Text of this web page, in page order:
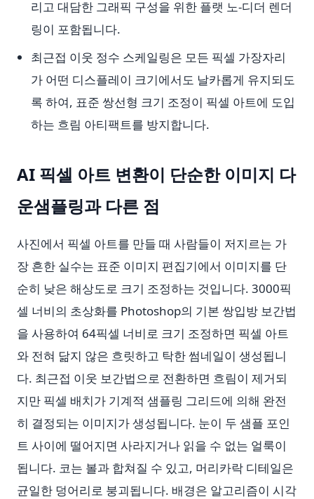
리고 대담한 그래픽 구성을 위한 플랫 노-디더 렌더
링이 포함됩니다.
최근접 이웃 정수 스케일링은 모든 픽셀 가장자리
가 어떤 디스플레이 크기에서도 날카롭게 유지되도
록 하여, 표준 쌍선형 크기 조정이 픽셀 아트에 도입
하는 흐림 아티팩트를 방지합니다.
AI 픽셀 아트 변환이 단순한 이미지 다
운샘플링과 다른 점
사진에서 픽셀 아트를 만들 때 사람들이 저지르는 가
장 흔한 실수는 표준 이미지 편집기에서 이미지를 단
순히 낮은 해상도로 크기 조정하는 것입니다. 3000픽
셀 너비의 초상화를 Photoshop의 기본 쌍입방 보간법
을 사용하여 64픽셀 너비로 크기 조정하면 픽셀 아트
와 전혀 닮지 않은 흐릿하고 탁한 썸네일이 생성됩니
다. 최근접 이웃 보간법으로 전환하면 흐림이 제거되
지만 픽셀 배치가 기계적 샘플링 그리드에 의해 완전
히 결정되는 이미지가 생성됩니다. 눈이 두 샘플 포인
트 사이에 떨어지면 사라지거나 읽을 수 없는 얼룩이
됩니다. 코는 볼과 합쳐질 수 있고, 머리카락 디테일은
균일한 덩어리로 붕괴됩니다. 배경은 알고리즘이 시각